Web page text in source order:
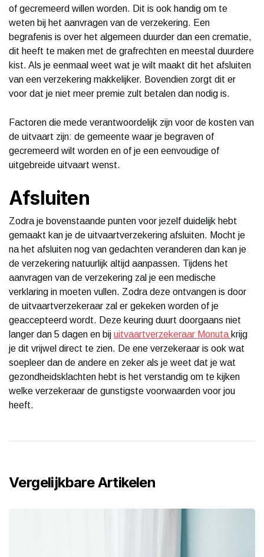
of gecremeerd willen worden. Dit is ook handig om te
weten bij het aanvragen van de verzekering. Een
begrafenis is over het algemeen duurder dan een crematie,
dit heeft te maken met de grafrechten en meestal duurdere
kist. Als je eenmaal weet wat je wilt maakt dit het afsluiten
van een verzekering makkelijker. Bovendien zorgt dit er
voor dat je niet meer premie zult betalen dan nodig is.
Factoren die mede verantwoordelijk zijn voor de kosten van
de uitvaart zijn: de gemeente waar je begraven of
gecremeerd wilt worden en of je een eenvoudige of
uitgebreide uitvaart wenst.
Afsluiten
Zodra je bovenstaande punten voor jezelf duidelijk hebt
gemaakt kan je de uitvaartverzekering afsluiten. Mocht je
na het afsluiten nog van gedachten veranderen dan kan je
de verzekering natuurlijk altijd aanpassen. Tijdens het
aanvragen van de verzekering zal je een medische
verklaring in moeten vullen. Zodra deze ontvangen is door
de uitvaartverzekeraar zal er gekeken worden of je
geaccepteerd wordt. Deze keuring duurt doorgaans niet
langer dan 5 dagen en bij uitvaartverzekeraar Monuta krijg
je dit vrijwel direct te zien. De ene verzekeraar is ook wat
soepleer dan de andere en zeker als je weet dat je wat
gezondheidsklachten hebt is het verstandig om te kijken
welke verzekeraar de gunstigste voorwaarden voor jou
heeft.
Vergelijkbare Artikelen